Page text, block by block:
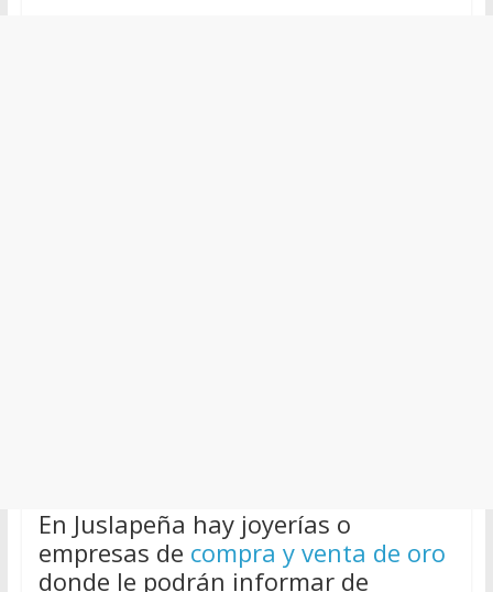
En Juslapeña hay joyerías o
empresas de compra y venta de oro
donde le podrán informar de